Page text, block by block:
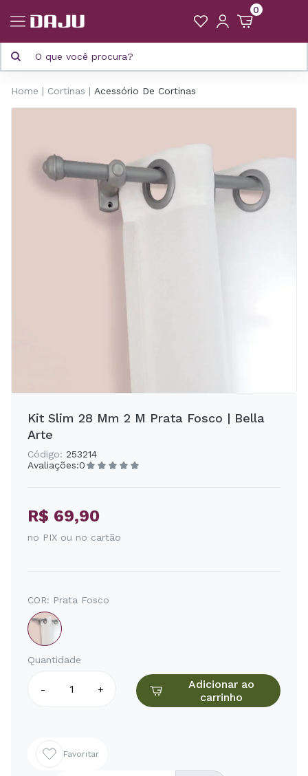
0
Home Cortinas Acessório De Cortinas
Kit Slim 28 Mm 2 M Prata Fosco | Bella
Arte
Código: 253214
Avaliações:0
R$ 69,90
no PIX ou no cartão
COR: Prata Fosco
Quantidade
- +
Adicionar ao
carrinho
Favoritar